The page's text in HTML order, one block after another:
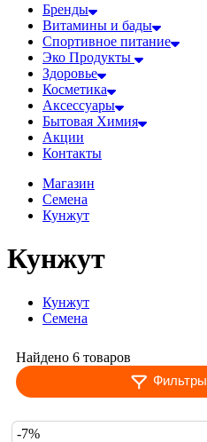
Бренды
Витамины и бады
Спортивное питание
Эко Продукты
Здоровье
Косметика
Аксессуары
Бытовая Химия
Акции
Контакты
Магазин
Семена
Кунжут
Кунжут
Кунжут
Семена
Найдено 6 товаров
Фильтры
-7%